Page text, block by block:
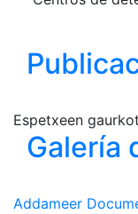
Espetxeen
Galería
Addameer